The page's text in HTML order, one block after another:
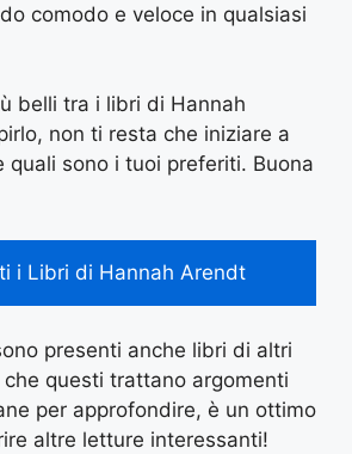
comodo e veloce in qualsiasi
belli tra i libri di Hannah
non ti resta che iniziare a
quali sono i tuoi preferiti. Buona
i Libri di Hannah Arendt
presenti anche libri di altri
questi trattano argomenti
per approfondire, è un ottimo
altre letture interessanti!